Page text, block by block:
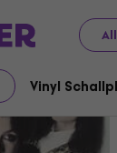
Vinyl